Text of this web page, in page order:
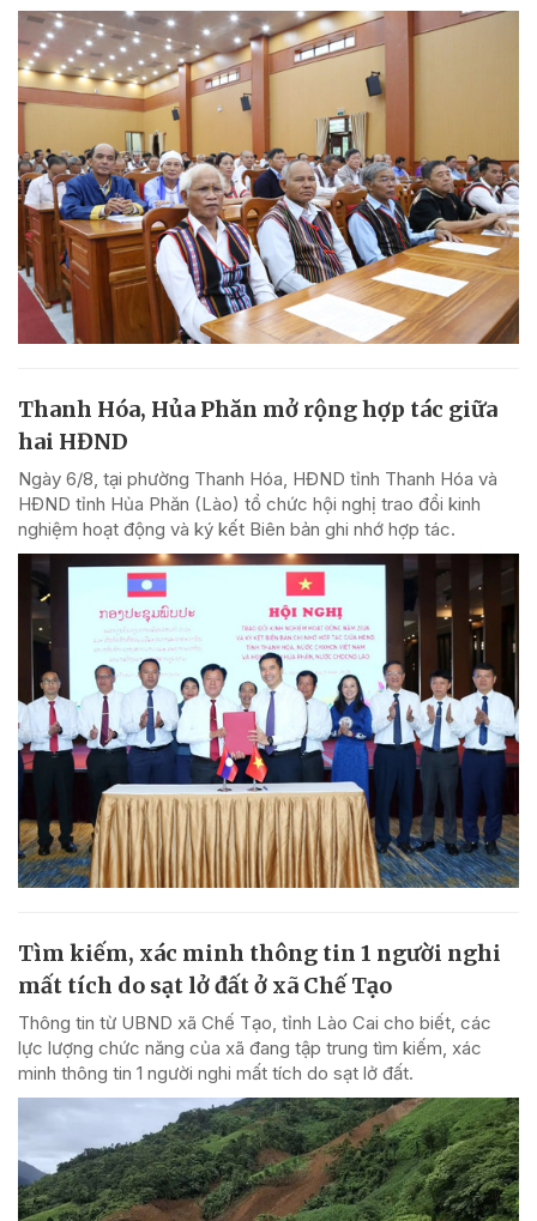
Thanh Hóa, Hủa Phăn mở rộng hợp tác giữa
hai HĐND
Ngày 6/8, tại phường Thanh Hóa, HĐND tỉnh Thanh Hóa và
HĐND tỉnh Hủa Phăn (Lào) tổ chức hội nghị trao đổi kinh
nghiệm hoạt động và ký kết Biên bản ghi nhớ hợp tác.
Tìm kiếm, xác minh thông tin 1 người nghi
mất tích do sạt lở đất ở xã Chế Tạo
Thông tin từ UBND xã Chế Tạo, tỉnh Lào Cai cho biết, các
lực lượng chức năng của xã đang tập trung tìm kiếm, xác
minh thông tin 1 người nghi mất tích do sạt lở đất.